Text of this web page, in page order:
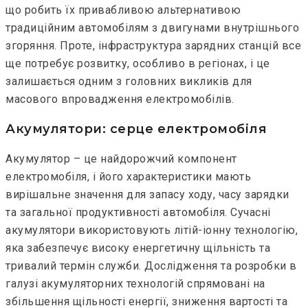
що робить їх привабливою альтернативою
традиційним автомобілям з двигунами внутрішнього
згоряння. Проте, інфраструктура зарядних станцій все
ще потребує розвитку, особливо в регіонах, і це
залишається одним з головних викликів для
масового впровадження електромобілів.
Акумулятори: серце електромобіля
Акумулятор – це найдорожчий компонент
електромобіля, і його характеристики мають
вирішальне значення для запасу ходу, часу зарядки
та загальної продуктивності автомобіля. Сучасні
акумулятори використовують літій-іонну технологію,
яка забезпечує високу енергетичну щільність та
тривалий термін служби. Дослідження та розробки в
галузі акумуляторних технологій спрямовані на
збільшення щільності енергії, зниження вартості та